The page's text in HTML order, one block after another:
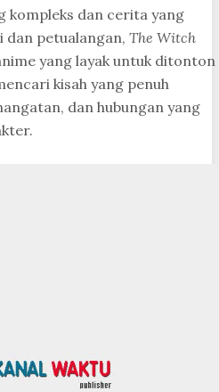
kompleks dan cerita yang
dan petualangan, The Witch
yang layak untuk ditonton
kisah yang penuh
dan hubungan yang